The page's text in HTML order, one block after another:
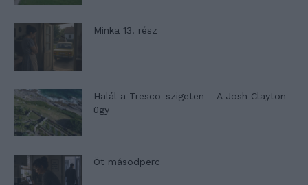
Minka 13. rész
Halál a Tresco-szigeten – A Josh Clayton-
ügy
Öt másodperc